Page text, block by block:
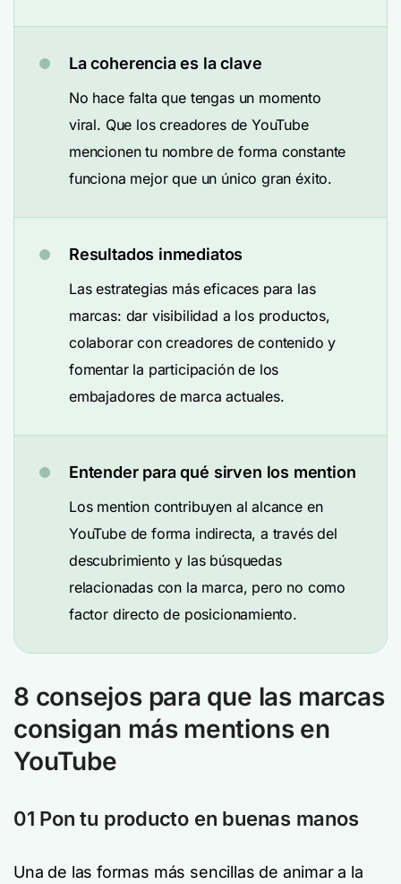
La coherencia es la clave
No hace falta que tengas un momento
viral. Que los creadores de YouTube
mencionen tu nombre de forma constante
funciona mejor que un único gran éxito.
Resultados inmediatos
Las estrategias más eficaces para las
marcas: dar visibilidad a los productos,
colaborar con creadores de contenido y
fomentar la participación de los
embajadores de marca actuales.
Entender para qué sirven los mention
Los mention contribuyen al alcance en
YouTube de forma indirecta, a través del
descubrimiento y las búsquedas
relacionadas con la marca, pero no como
factor directo de posicionamiento.
8 consejos para que las marcas
consigan más mentions en
YouTube
01 Pon tu producto en buenas manos
Una de las formas más sencillas de animar a la